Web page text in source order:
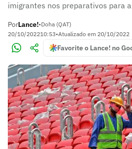
imigrantes nos preparativos para
PorLance!•Doha (QAT)
20/10/202210:53•Atualizado em 20/10/2022
Favorite o Lance! no